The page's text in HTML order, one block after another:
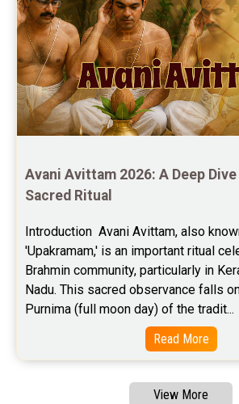
Stock Market Predictions Reviews
Free Wealth Horoscope Reviews
Free Marriage Horoscope Reviews
Free Star Horoscope Reviews
Baby Names Reviews
Free Chinese Compatibility Reviews
Free Feng Shui Reviews
Free Panchanga Predictions Reviews
Astrology Consultancy Reviews
Free Janam Kundali Reviews
Avani Avittam 2026: A Deep
Sacred Ritual
Introduction  Avani Avittam, also
'Upakramam,' is an important ritual
Brahmin community, particularly in
Nadu. This sacred observance falls
Purnima (full moon day) of the tradit...
Read More
View More